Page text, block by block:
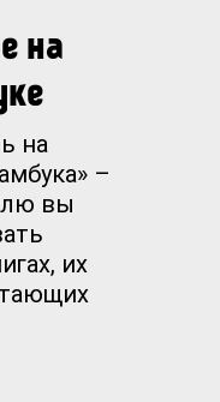
на
на
–
вы
их